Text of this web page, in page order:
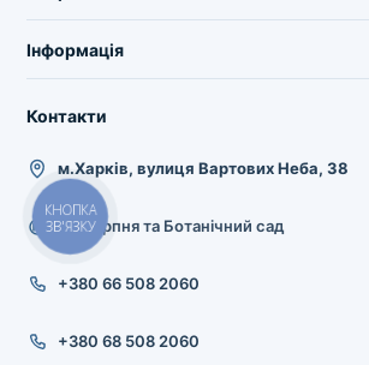
Інформація
Контакти
м.Харків, вулиця Вартових Неба, 38
23 Серпня та Ботанічний сад
+380 66 508 2060
+380 68 508 2060
КНОПКА
ЗВ'ЯЗКУ